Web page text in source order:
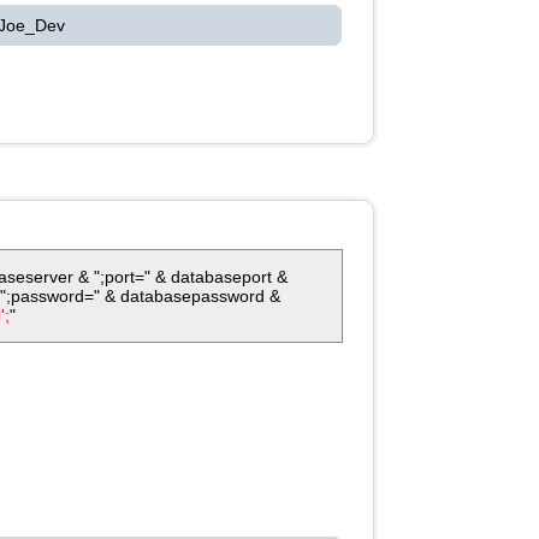
& ";port=" & databaseport &
& databasepassword &
"